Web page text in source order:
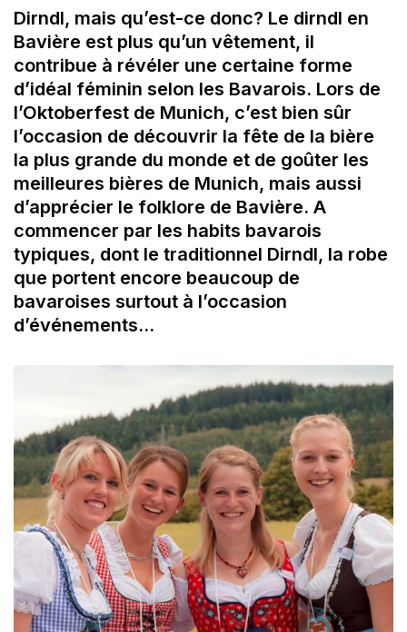
Dirndl, mais qu’est-ce donc? Le dirndl en
Bavière est plus qu’un vêtement, il
contribue à révéler une certaine forme
d’idéal féminin selon les Bavarois. Lors de
l’Oktoberfest de Munich, c’est bien sûr
l’occasion de découvrir la fête de la bière
la plus grande du monde et de goûter les
meilleures bières de Munich, mais aussi
d’apprécier le folklore de Bavière. A
commencer par les habits bavarois
typiques, dont le traditionnel Dirndl, la robe
que portent encore beaucoup de
bavaroises surtout à l’occasion
d’événements…